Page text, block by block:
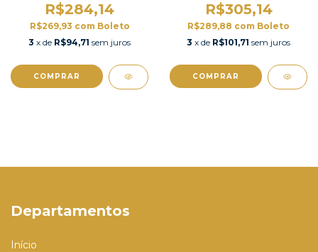
R$284,14
R$269,93 com Boleto
3 x de R$94,71 sem juros
COMPRAR
R$305,14
R$289,88 com Boleto
3 x de R$101,71 sem juros
COMPRAR
Departamentos
Início